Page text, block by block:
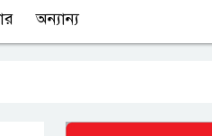
অন্যান্য